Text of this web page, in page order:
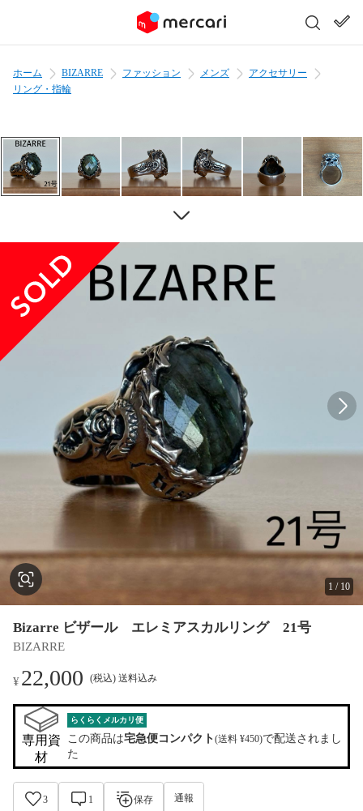
ホーム BIZARRE ファッション メンズ
アクセサリー
リング・指輪
1 / 10
Bizarre ビザール エレミアスカルリング 21号
BIZARRE
¥22,000 (税込) 送料込み
専用資
材
らくらくメルカリ便
この商品は宅急便コンパクト(送料 ¥450)で配送されまし
た
3 1 保存 通報